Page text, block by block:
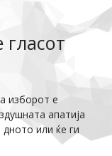
изборот е
апатија
дното или ќе ги